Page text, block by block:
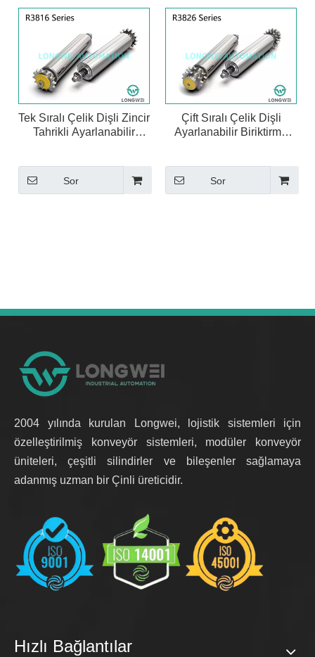
Tek Sıralı Çelik Dişli Zincir
Tahrikli Ayarlanabilir
Sor
Çift Sıralı Çelik Dişli
Ayarlanabilir Biriktirme
Sor
2004 yılında kurulan Longwei, lojistik sistemleri için
özelleştirilmiş konveyör sistemleri, modüler konveyör
üniteleri, çeşitli silindirler ve bileşenler sağlamaya
adanmış uzman bir Çinli üreticidir.
Hızlı Bağlantılar